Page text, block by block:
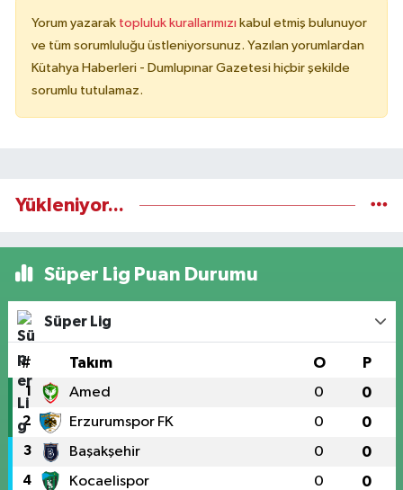
Yorum yazarak topluluk kurallarımızı kabul etmiş bulunuyor
ve tüm sorumluluğu üstleniyorsunuz. Yazılan yorumlardan
Kütahya Haberleri - Dumlupınar Gazetesi hiçbir şekilde
sorumlu tutulamaz.
Yükleniyor...
Süper Lig Puan Durumu
Süper Lig
# Takım O P
1 Amed 0 0
2 Erzurumspor FK 0 0
3 Başakşehir 0 0
4 Kocaelispor 0 0